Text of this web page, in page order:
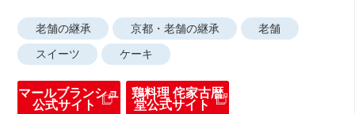
老舗の継承 京都・老舗の継承
老舗
スイーツ
ケーキ
マールブランシュ
公式サイト
鶏料理 侘家古暦
堂公式サイト